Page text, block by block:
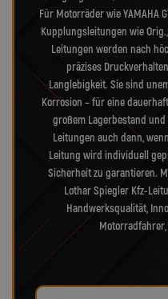
Für Motorräder wie YAMAHA
Kupplungsleitungen wie
Leitungen werden nach
präzises
Langlebigkeit. Sie sind
Korrosion – für eine
großem Lagerbestand
Leitungen auch dann,
Leitung wird individuell
Sicherheit zu garantieren.
Lothar Spiegler Kfz-
Handwerksqualität,